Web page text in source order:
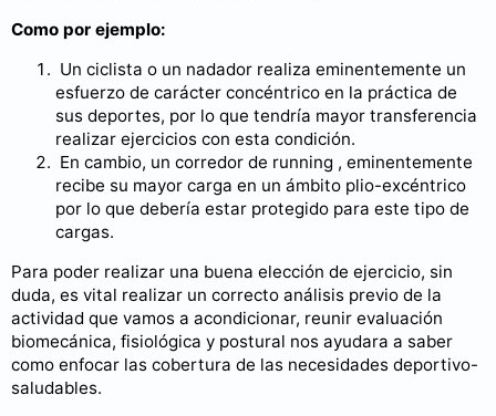
Como por ejemplo:
Un ciclista o un nadador realiza eminentemente un
esfuerzo de carácter concéntrico en la práctica de
sus deportes, por lo que tendría mayor transferencia
realizar ejercicios con esta condición.
En cambio, un corredor de running , eminentemente
recibe su mayor carga en un ámbito plio-excéntrico
por lo que debería estar protegido para este tipo de
cargas.
Para poder realizar una buena elección de ejercicio, sin
duda, es vital realizar un correcto análisis previo de la
actividad que vamos a acondicionar, reunir evaluación
biomecánica, fisiológica y postural nos ayudara a saber
como enfocar las cobertura de las necesidades deportivo-
saludables.